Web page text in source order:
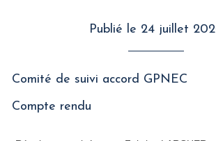
Publié le 24 juillet
Comité de suivi accord GPNEC
Compte rendu